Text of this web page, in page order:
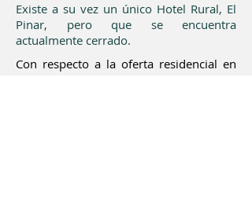
Existe a su vez un único Hotel Rural, El
Pinar, pero que se encuentra
actualmente cerrado.
Con respecto a la oferta residencial en